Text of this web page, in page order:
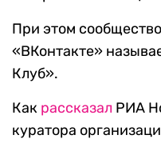
При этом
«ВКонтакте»
Клуб».
Как рассказал РИА
куратора